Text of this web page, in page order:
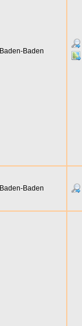
Baden-Baden
Baden-Baden